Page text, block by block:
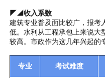
◤◢收入系数
建筑专业普及面比较广，报考
低。水利从工程承包上来说大
较高。市政作为这几年兴起的
专业 考试难度